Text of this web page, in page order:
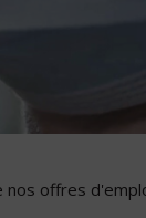
nos offres